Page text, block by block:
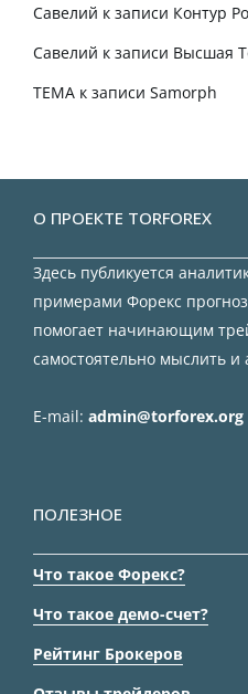
Савелий к записи Контур
Савелий к записи Высшая
TEMA к записи Samorph
О ПРОЕКТЕ TORFOREX
Здесь публикуется
примерами Форекс
помогает начинающим
самостоятельно мыслить
E-mail: admin@torforex.org
ПОЛЕЗНОЕ
Что такое Форекс?
Что такое демо-счет?
Рейтинг Брокеров